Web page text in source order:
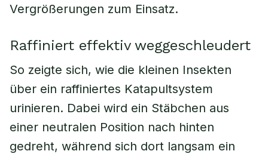
Vergrößerungen zum Einsatz.
Raffiniert effektiv weggeschleudert
So zeigte sich, wie die kleinen Insekten
über ein raffiniertes Katapultsystem
urinieren. Dabei wird ein Stäbchen aus
einer neutralen Position nach hinten
gedreht, während sich dort langsam ein